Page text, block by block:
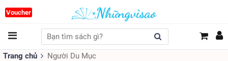
Voucher
Trang chủ Người Du Mục